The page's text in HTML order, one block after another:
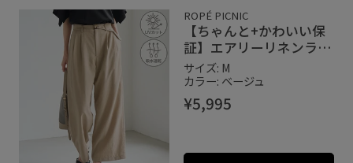
ROPÉ PICNIC
【ちゃんと+かわいい保
証】エアリーリネンライ
ク タックワイドパン
ツ/UVカット・速乾
サイズ: M
カラー: ベージュ
¥5,995